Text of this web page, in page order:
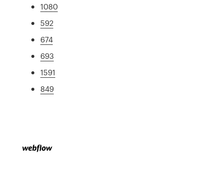
1080
592
674
693
1591
849